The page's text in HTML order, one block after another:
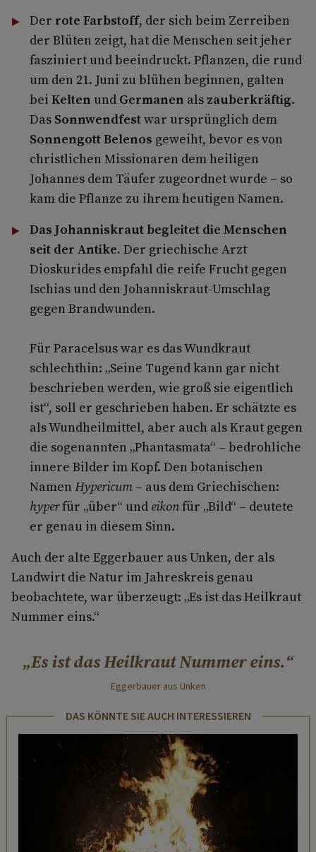
Der rote Farbstoff, der sich beim Zerreiben
der Blüten zeigt, hat die Menschen seit jeher
fasziniert und beeindruckt. Pflanzen, die rund
um den 21. Juni zu blühen beginnen, galten
bei Kelten und Germanen als zauberkräftig.
Das Sonnwendfestwar ursprünglich dem
Sonnengott Belenos geweiht, bevor es von
christlichen Missionaren dem heiligen
Johannes dem Täufer zugeordnet wurde – so
kam die Pflanze zu ihrem heutigen Namen.
Das Johanniskraut begleitet die Menschen
seit der Antike. Der griechische Arzt
Dioskurides empfahl die reife Frucht gegen
Ischias und den Johanniskraut-Umschlag
gegen Brandwunden.
Für Paracelsus war es das Wundkraut
schlechthin: „Seine Tugend kann gar nicht
beschrieben werden, wie groß sie eigentlich
ist“, soll er geschrieben haben. Er schätzte es
als Wundheilmittel, aber auch als Kraut gegen
die sogenannten „Phantasmata“ – bedrohliche
innere Bilder im Kopf. Den botanischen
Namen Hypericum– aus dem Griechischen:
hyperfür „über“ und eikonfür „Bild“ – deutete
er genau in diesem Sinn.
Auch der alte Eggerbauer aus Unken, der als
Landwirt die Natur im Jahreskreis genau
beobachtete, war überzeugt: „Es ist das Heilkraut
Nummer eins.“
Es ist das Heilkraut Nummer eins.
Eggerbauer aus Unken
DAS KÖNNTE SIE AUCH INTERESSIEREN